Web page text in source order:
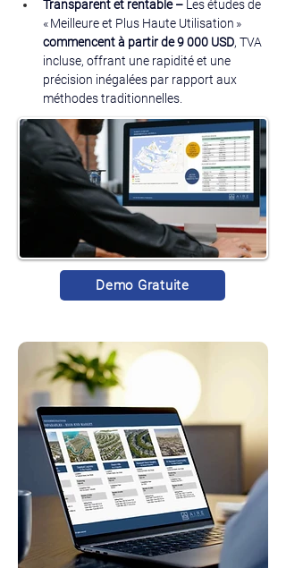
Transparent et rentable –
Les études de
« Meilleure et Plus Haute Utilisation »
commencent à partir de 9 000 USD, TVA
incluse, offrant une rapidité et une
précision inégalées par rapport aux
méthodes traditionnelles.
Demo Gratuite